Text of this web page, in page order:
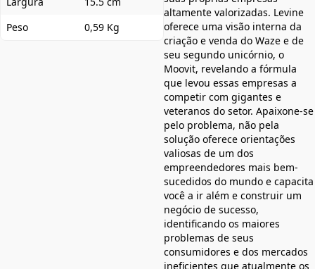
Peso
0,59 Kg
altamente valorizadas. Levine
oferece uma visão interna da
criação e venda do Waze e de
seu segundo unicórnio, o
Moovit, revelando a fórmula
que levou essas empresas a
competir com gigantes e
veteranos do setor. Apaixone-se
pelo problema, não pela
solução oferece orientações
valiosas de um dos
empreendedores mais bem-
sucedidos do mundo e capacita
você a ir além e construir um
negócio de sucesso,
identificando os maiores
problemas de seus
consumidores e dos mercados
ineficientes que atualmente os